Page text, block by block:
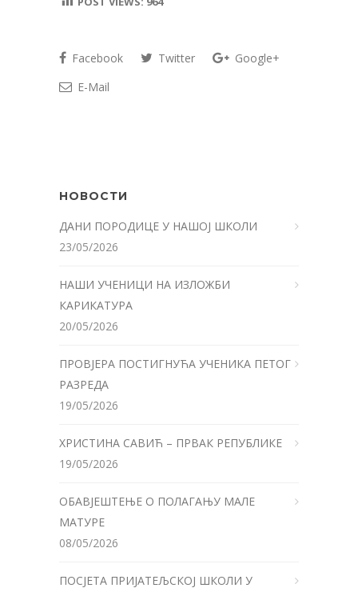
Facebook Twitter
Google+
E-Mail
НОВОСТИ
ДАНИ ПОРОДИЦЕ У НАШОЈ ШКОЛИ
23/05/2026
НАШИ УЧЕНИЦИ НА ИЗЛОЖБИ
КАРИКАТУРА
20/05/2026
ПРОВЈЕРА ПОСТИГНУЋА УЧЕНИКА ПЕТОГ
РАЗРЕДА
19/05/2026
ХРИСТИНА САВИЋ – ПРВАК РЕПУБЛИКЕ
19/05/2026
ОБАВЈЕШТЕЊЕ О ПОЛАГАЊУ МАЛЕ
МАТУРЕ
08/05/2026
ПОСЈЕТА ПРИЈАТЕЉСКОЈ ШКОЛИ У